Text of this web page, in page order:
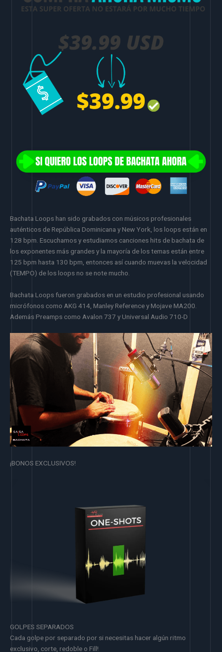
Bachata Loops han sido grabados con músicos profesionales
auténticos de República Dominicana y New York, los loops están en
128 bpm. Escuchamos y estudiamos canciones hits de bachata de
los exponentes más grandes y la mayoría de los temas están entre
125 bpm hasta 130 bpm, entonces así cuando muevas la velocidad
(TEMPO) de los loops no se note mucho.
Bachata Loops fueron grabados en un estudio profesional usando
micrófonos como AKG 414, Manley Reference y Mojave MA200.
Además Preamps como Avalon 737 y Universal Audio 710-D
¡BONOS EXCLUSIVOS!
GOLPES SEPARADOS
Cada golpe por separado por si necesitas hacer algún ritmo
exclusivo, corte, redoble o Fill!